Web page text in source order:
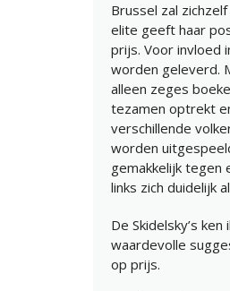
Brussel zal
elite geeft haar
prijs. Voor invloed
worden geleverd.
alleen zeges
tezamen optrekt
verschillende
worden
gemakkelijk tegen
links zich duidelijk
De Skidelsky’s
waardevolle
op prijs.